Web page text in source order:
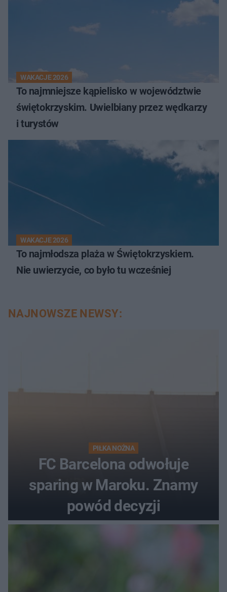
WAKACJE 2026
To najmniejsze kąpielisko w województwie
świętokrzyskim. Uwielbiany przez wędkarzy
i turystów
WAKACJE 2026
To najmłodsza plaża w Świętokrzyskiem.
Nie uwierzycie, co było tu wcześniej
NAJNOWSZE NEWSY:
PIŁKA NOŻNA
FC Barcelona odwołuje
sparing w Maroku. Znamy
powód decyzji